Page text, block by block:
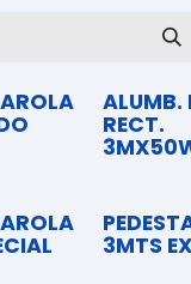
ALUMB.
RECT.
3MTS